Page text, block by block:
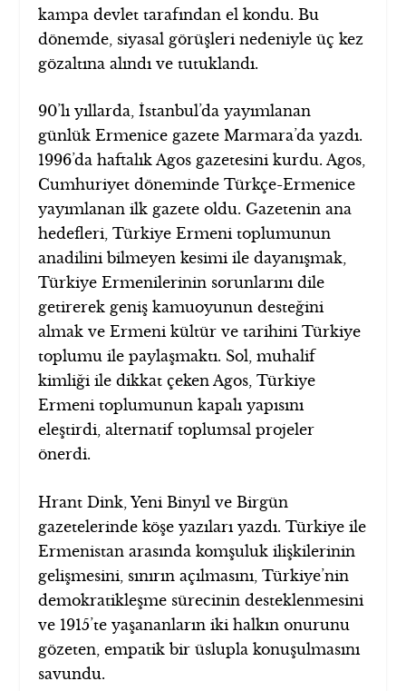
kampa devlet tarafından el kondu. Bu
dönemde, siyasal görüşleri nedeniyle üç kez
gözaltına alındı ve tutuklandı.
90’lı yıllarda, İstanbul’da yayımlanan
günlük Ermenice gazete Marmara’da yazdı.
1996’da haftalık Agos gazetesini kurdu. Agos,
Cumhuriyet döneminde Türkçe-Ermenice
yayımlanan ilk gazete oldu. Gazetenin ana
hedefleri, Türkiye Ermeni toplumunun
anadilini bilmeyen kesimi ile dayanışmak,
Türkiye Ermenilerinin sorunlarını dile
getirerek geniş kamuoyunun desteğini
almak ve Ermeni kültür ve tarihini Türkiye
toplumu ile paylaşmaktı. Sol, muhalif
kimliği ile dikkat çeken Agos, Türkiye
Ermeni toplumunun kapalı yapısını
eleştirdi, alternatif toplumsal projeler
önerdi.
Hrant Dink, Yeni Binyıl ve Birgün
gazetelerinde köşe yazıları yazdı. Türkiye ile
Ermenistan arasında komşuluk ilişkilerinin
gelişmesini, sınırın açılmasını, Türkiye’nin
demokratikleşme sürecinin desteklenmesini
ve 1915’te yaşananların iki halkın onurunu
gözeten, empatik bir üslupla konuşulmasını
savundu.